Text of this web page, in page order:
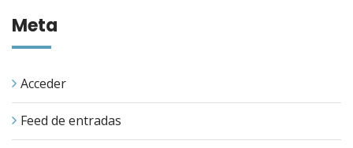
Meta
Acceder
Feed de entradas